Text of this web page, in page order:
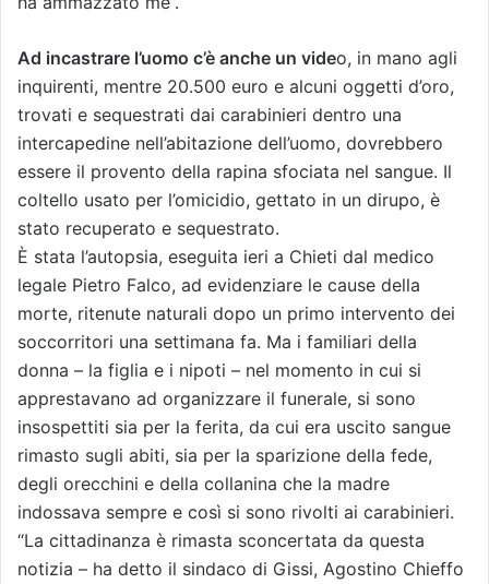
Ad incastrare l’uomo c’è anche un video, in mano agli
inquirenti, mentre 20.500 euro e alcuni oggetti d’oro,
trovati e sequestrati dai carabinieri dentro una
intercapedine nell’abitazione dell’uomo, dovrebbero
essere il provento della rapina sfociata nel sangue. Il
coltello usato per l’omicidio, gettato in un dirupo, è
stato recuperato e sequestrato.
È stata l’autopsia, eseguita ieri a Chieti dal medico
legale Pietro Falco, ad evidenziare le cause della
morte, ritenute naturali dopo un primo intervento dei
soccorritori una settimana fa. Ma i familiari della
donna – la figlia e i nipoti – nel momento in cui si
apprestavano ad organizzare il funerale, si sono
insospettiti sia per la ferita, da cui era uscito sangue
rimasto sugli abiti, sia per la sparizione della fede,
degli orecchini e della collanina che la madre
indossava sempre e così si sono rivolti ai carabinieri.
“La cittadinanza è rimasta sconcertata da questa
notizia – ha detto il sindaco di Gissi, Agostino Chieffo